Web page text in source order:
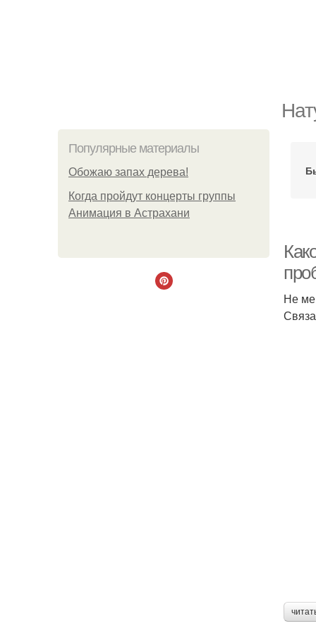
Популярные материалы
Обожaю зaпах деpева!
Когда пройдут концерты группы
Анимация в Астрахани
Не